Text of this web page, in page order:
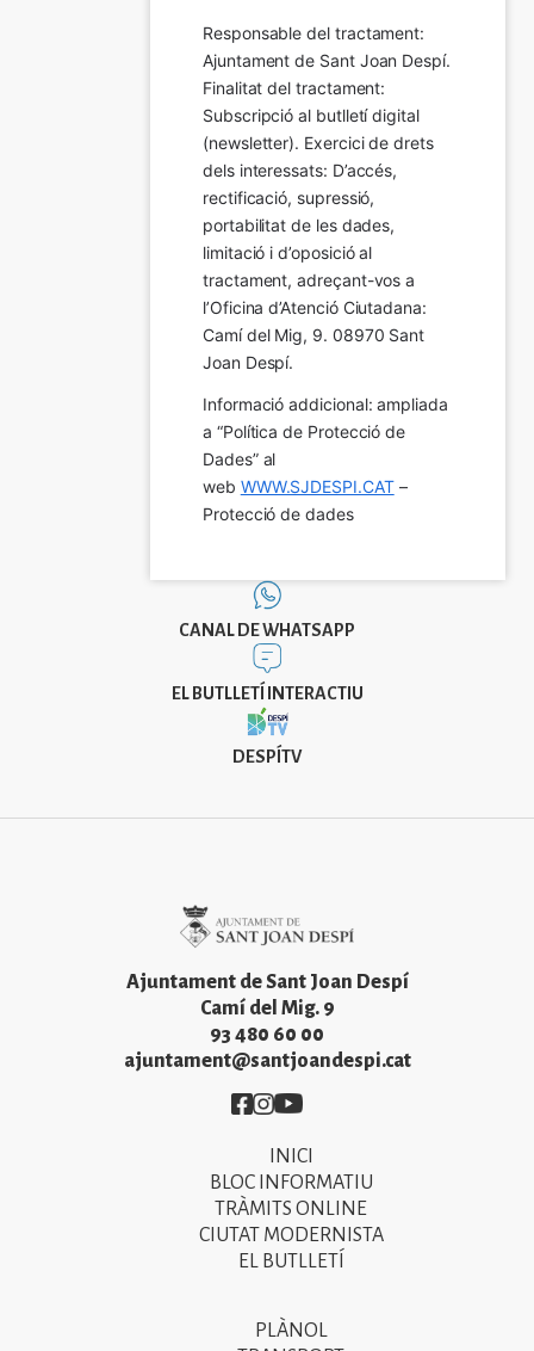
Responsable del tractament:
Ajuntament de Sant Joan Despí.
Finalitat del tractament:
Subscripció al butlletí digital
(newsletter). Exercici de drets
dels interessats: D’accés,
rectificació, supressió,
portabilitat de les dades,
limitació i d’oposició al
tractament, adreçant-vos a
l’Oficina d’Atenció Ciutadana:
Camí del Mig, 9. 08970 Sant
Joan Despí.
Informació addicional: ampliada
a “Política de Protecció de
Dades” al
web WWW.SJDESPI.CAT –
Protecció de dades
CANAL DE WHATSAPP
EL BUTLLETÍ INTERACTIU
DESPÍTV
Ajuntament de Sant Joan Despí
Camí del Mig. 9
93 480 60 00
ajuntament@santjoandespi.cat
Imatge
Imatge
Imatge
INICI
BLOC INFORMATIU
TRÀMITS ONLINE
CIUTAT MODERNISTA
EL BUTLLETÍ
PLÀNOL